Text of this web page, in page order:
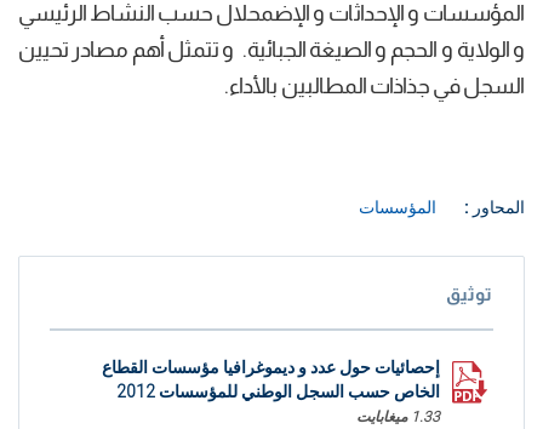
المؤسسات و الإحداثات و الإضمحلال حسب النشاط الرئيسي
و الولاية و الحجم و الصيغة الجبائية. و تتمثل أهم مصادر تحيين
السجل في جذاذات المطالبين بالأداء.
المحاور : المؤسسات
توثيق
إحصائيات حول عدد و ديموغرافيا مؤسسات القطاع
الخاص حسب السجل الوطني للمؤسسات 2012
1.33 ميغابايت